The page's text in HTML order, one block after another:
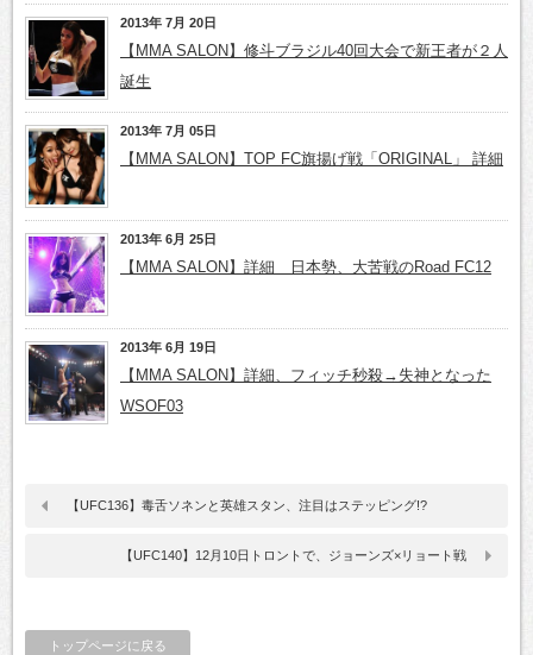
2013年 7月 20日
【MMA SALON】修斗ブラジル40回大会で新王者が２人
誕生
2013年 7月 05日
【MMA SALON】TOP FC旗揚げ戦「ORIGINAL」 詳細
2013年 6月 25日
【MMA SALON】詳細 日本勢、大苦戦のRoad FC12
2013年 6月 19日
【MMA SALON】詳細、フィッチ秒殺→失神となった
WSOF03
【UFC136】毒舌ソネンと英雄スタン、注目はステッピング!?
【UFC140】12月10日トロントで、ジョーンズ×リョート戦
トップページに戻る